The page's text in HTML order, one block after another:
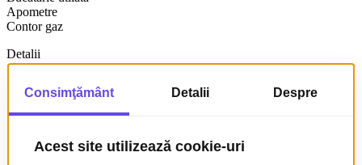
Apometre
Contor gaz
Detalii
amplasata pe un teren de 273 mp, situata in Centrul Orasului Sibiu,
respectiv Str. Victor Tordosan.
Compartimentare: